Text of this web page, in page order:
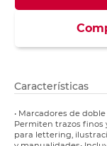
Características
• Marcadores de
Permiten trazos finos
para lettering,